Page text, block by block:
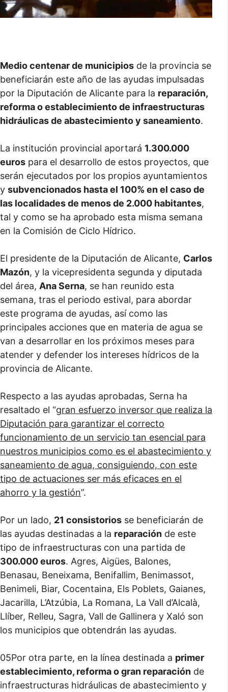
Medio centenar de municipios de la provincia se
beneficiarán este año de las ayudas impulsadas
por la Diputación de Alicante para la reparación,
reforma o establecimiento de infraestructuras
hidráulicas de abastecimiento y saneamiento.
La institución provincial aportará 1.300.000
euros para el desarrollo de estos proyectos, que
serán ejecutados por los propios ayuntamientos
y subvencionados hasta el 100% en el caso de
las localidades de menos de 2.000 habitantes,
tal y como se ha aprobado esta misma semana
en la Comisión de Ciclo Hídrico.
El presidente de la Diputación de Alicante, Carlos
Mazón, y la vicepresidenta segunda y diputada
del área, Ana Serna, se han reunido esta
semana, tras el periodo estival, para abordar
este programa de ayudas, así como las
principales acciones que en materia de agua se
van a desarrollar en los próximos meses para
atender y defender los intereses hídricos de la
provincia de Alicante.
Respecto a las ayudas aprobadas, Serna ha
resaltado el “gran esfuerzo inversor que realiza la
Diputación para garantizar el correcto
funcionamiento de un servicio tan esencial para
nuestros municipios como es el abastecimiento y
saneamiento de agua, consiguiendo, con este
tipo de actuaciones ser más eficaces en el
ahorro y la gestión”.
Por un lado, 21 consistorios se beneficiarán de
las ayudas destinadas a la reparación de este
tipo de infraestructuras con una partida de
300.000 euros. Agres, Aigües, Balones,
Benasau, Beneixama, Benifallim, Benimassot,
Benimeli, Biar, Cocentaina, Els Poblets, Gaianes,
Jacarilla, L’Atzúbia, La Romana, La Vall d’Alcalà,
Llíber, Relleu, Sagra, Vall de Gallinera y Xaló son
los municipios que obtendrán las ayudas.
05Por otra parte, en la línea destinada a primer
establecimiento, reforma o gran reparación de
infraestructuras hidráulicas de abastecimiento y